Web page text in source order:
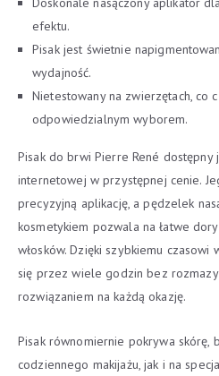
efektu.
Pisak jest świetnie
wydajność.
Nietestowany na zwierzętach, co
odpowiedzialnym wyborem.
Pisak do brwi Pierre René
internetowej w przystępnej cenie.
precyzyjną aplikację, a pędzelek
kosmetykiem pozwala na łatwe
włosków. Dzięki szybkiemu czasowi
się przez wiele godzin bez
rozwiązaniem na każdą okazję.
Pisak równomiernie pokrywa skórę,
codziennego makijażu, jak i na